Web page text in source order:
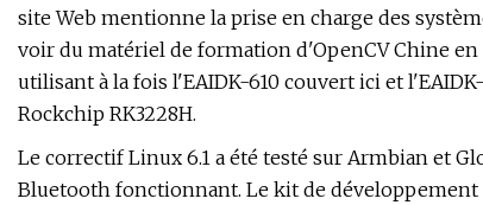
site Web mentionne la prise en charge des
voir du matériel de formation d'OpenCV Chine
utilisant à la fois l'EAIDK-610 couvert ici et
Rockchip RK3228H.
Le correctif Linux 6.1 a été testé sur Armbian et
Bluetooth fonctionnant. Le kit de développement